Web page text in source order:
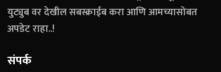
युट्युब वर देखील सबस्क्राईब करा आणि आमच्यासोबत
अपडेट राहा..!
संपर्क